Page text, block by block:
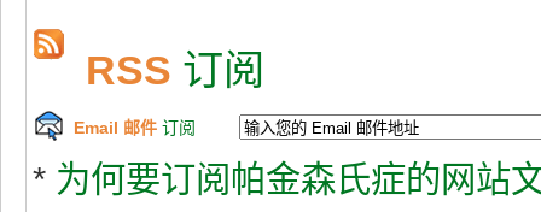
RSS 订阅
Email 邮件 订阅
* 为何要订阅帕金森氏症的网站